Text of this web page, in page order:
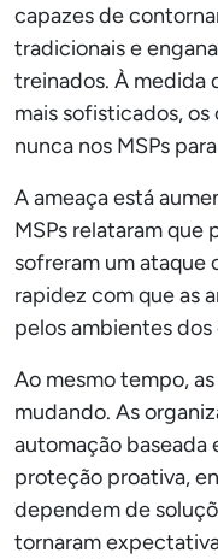
capazes de
tradicionais e
treinados. À medida
mais sofisticados,
nunca nos MSPs
A ameaça está
MSPs relataram que
sofreram um ataque
rapidez com que as
pelos ambientes
Ao mesmo tempo,
mudando. As
automação baseada
proteção proativa,
dependem de
tornaram